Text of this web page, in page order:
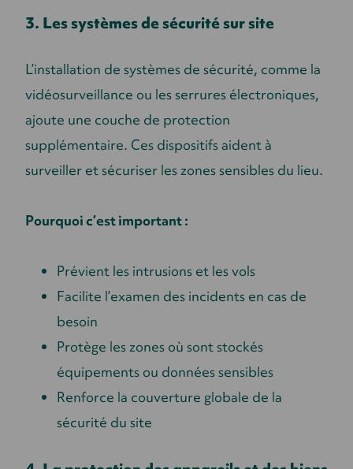
3. Les systèmes de sécurité sur site
L’installation de systèmes de sécurité, comme la
vidéosurveillance ou les serrures électroniques,
ajoute une couche de protection
supplémentaire. Ces dispositifs aident à
surveiller et sécuriser les zones sensibles du lieu.
Pourquoi c’est important :
Prévient les intrusions et les vols
Facilite l’examen des incidents en cas de
besoin
Protège les zones où sont stockés
équipements ou données sensibles
Renforce la couverture globale de la
sécurité du site